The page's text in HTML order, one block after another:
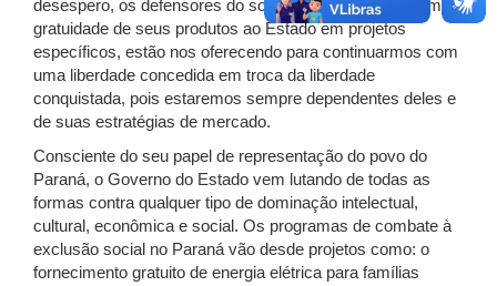
desespero, os defensores do software fechado propõem a
gratuidade de seus produtos ao Estado em projetos
específicos, estão nos oferecendo para continuarmos com
uma liberdade concedida em troca da liberdade
conquistada, pois estaremos sempre dependentes deles e
de suas estratégias de mercado.
Consciente do seu papel de representação do povo do
Paraná, o Governo do Estado vem lutando de todas as
formas contra qualquer tipo de dominação intelectual,
cultural, econômica e social. Os programas de combate à
exclusão social no Paraná vão desde projetos como: o
fornecimento gratuito de energia elétrica para famílias